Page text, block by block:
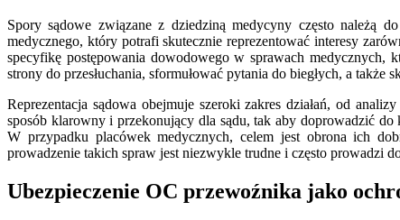
Spory sądowe związane z dziedziną medycyny często należą
medycznego, który potrafi skutecznie reprezentować interesy
specyfikę postępowania dowodowego w sprawach
strony do przesłuchania, sformułować pytania do biegłych, a
Reprezentacja sądowa obejmuje szeroki zakres działań, od
sposób klarowny i przekonujący dla sądu, tak aby doprowadzić
W przypadku placówek medycznych, celem jest obrona ich
prowadzenie takich spraw jest niezwykle trudne i często prowadzi
Ubezpieczenie OC przewoźnika jako